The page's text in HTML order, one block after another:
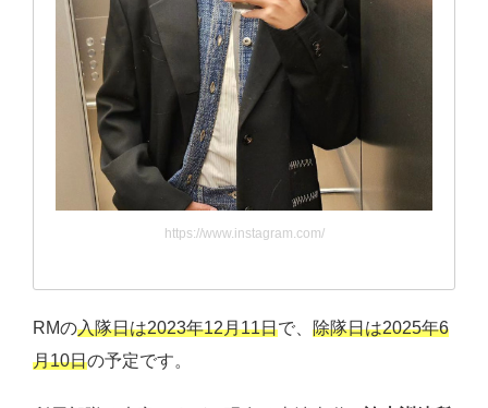
https://www.instagram.com/
RMの入隊日は2023年12月11日で、 除隊日は2025年6
月10日の予定です。